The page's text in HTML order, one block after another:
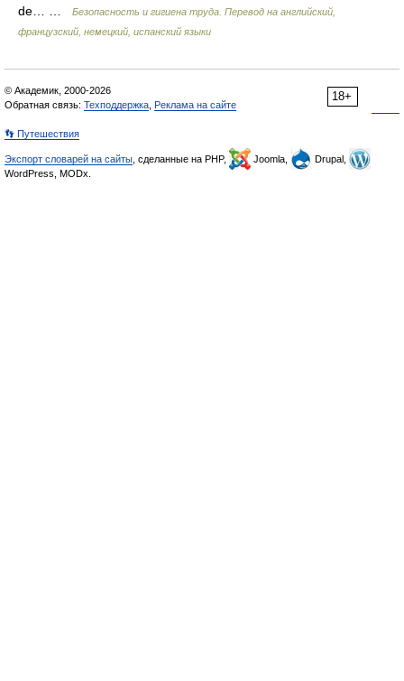
de… …
Безопасность и гигиена труда. Перевод на английский,
французский, немецкий, испанский языки
18+
© Академик, 2000-2026
Обратная связь: Техподдержка Реклама на сайте
👣 Путешествия
Экспорт словарей на сайты , сделанные на PHP, Joomla,
Drupal,
WordPress, MODx.